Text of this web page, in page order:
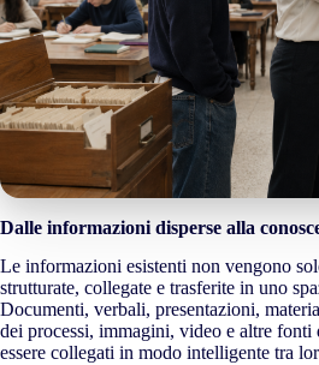
Dalle informazioni disperse alla
Le informazioni esistenti non vengono
strutturate, collegate e trasferite in uno
Documenti, verbali, presentazioni,
dei processi, immagini, video e altre
essere collegati in modo intelligente tra